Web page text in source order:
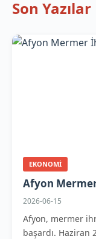
Son Yazılar
EKONOMI
Afyon Mermer
2026-06-15
Afyon, mermer
başardı. Haziran